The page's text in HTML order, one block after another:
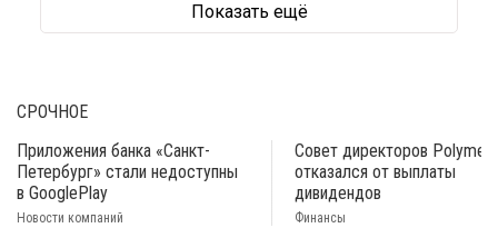
Показать ещё
СРОЧНОЕ
Приложения банка «Санкт-
Петербург» стали недоступны
в GooglePlay
Новости компаний
Совет директоров
отказался от выплаты
дивидендов
Финансы